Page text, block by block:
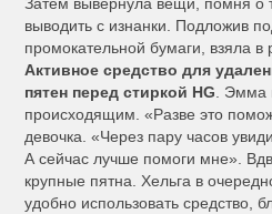
выводить с изнанки. Подложив
промокательной бумаги, взяла в
Активное средство для
пятен перед стиркой HG . Эмма
происходящим. «Разве это
девочка. «Через пару часов
А сейчас лучше помоги мне».
крупные пятна. Хельга в
удобно использовать средство,